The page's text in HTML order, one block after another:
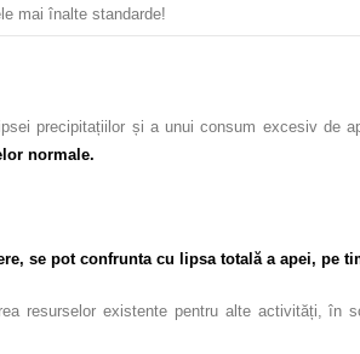
mai înalte standarde!
precipitațiilor și a unui consum excesiv de
normale.
se pot confrunta cu lipsa totală a apei, pe
resurselor existente pentru alte activități, în